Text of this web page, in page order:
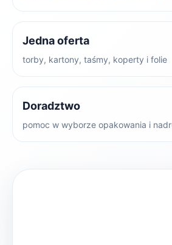
Jedna oferta
torby, kartony, taśmy, koperty i folie
Doradztwo
pomoc w wyborze opakowania i